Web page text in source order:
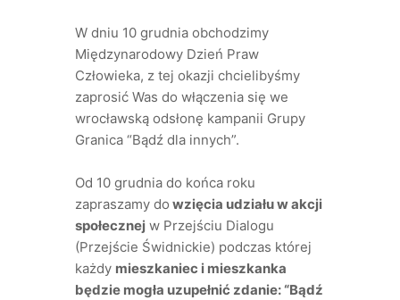
W dniu 10 grudnia obchodzimy
Międzynarodowy Dzień Praw
Człowieka, z tej okazji chcielibyśmy
zaprosić Was do włączenia się we
wrocławską odsłonę kampanii Grupy
Granica “Bądź dla innych”.
Od 10 grudnia do końca roku
zapraszamy do wzięcia udziału w akcji
społecznej w Przejściu Dialogu
(Przejście Świdnickie) podczas której
każdy mieszkaniec i mieszkanka
będzie mogła uzupełnić zdanie: “Bądź